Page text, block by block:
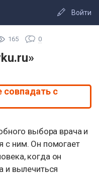
Войти
165 0
с
выбора врача и
с ним. Он помогает
когда он
и вылечиться